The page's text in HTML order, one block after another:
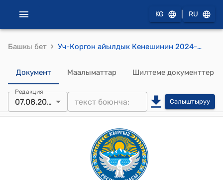
KG RU
Башкы бет › Уч-Коргон айылдык Кенешинин 2024-жылдын 7-августундагы №28-146 "Салыктардын зоналык коэффиценти жөнүндө" токтому
Документ Маалыматтар Шилтеме документтер
Редакция
07.08.2024 Салыштыруу